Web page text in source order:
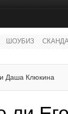
ШОУБИЗ
Даша Клюкина